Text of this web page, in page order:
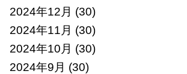
2024年12月 (30)
2024年11月 (30)
2024年10月 (30)
2024年9月 (30)